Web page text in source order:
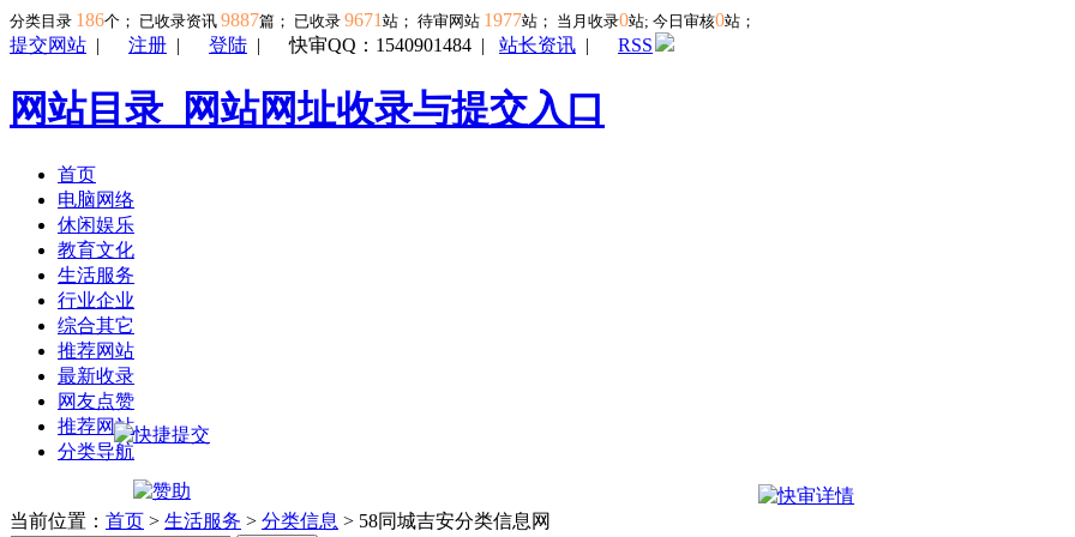
分类目录 186个； 已收录资讯 9887篇； 已收录 9671 站； 待审网站 1977站； 当月收录0站; 今日审核0站；
提交网站 | 注册 | 登陆 |快审QQ：1540901484 | 站长资讯 | RSS
网站目录_网站网址收录与提交入口
首页
电脑网络
休闲娱乐
教育文化
生活服务
行业企业
综合其它
推荐网站
最新收录
网友点赞
推荐网站
分类导航
当前位置： 首页 > 生活服务 > 分类信息 > 58同城吉安分类信息网